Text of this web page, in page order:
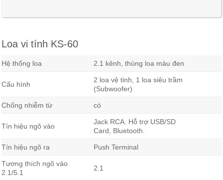
Loa vi tính KS-60
Hệ thống loa 2.1 kênh, thùng loa màu đen
Cấu hình
2 loa vệ tinh, 1 loa siêu trầm
(Subwoofer)
Chống nhiễm từ có
Tín hiệu ngõ vào
Jack RCA. Hỗ trợ USB/SD
Card, Bluetooth.
Tín hiệu ngõ ra Push Terminal
Tương thích ngõ vào
2.1/5.1
2.1